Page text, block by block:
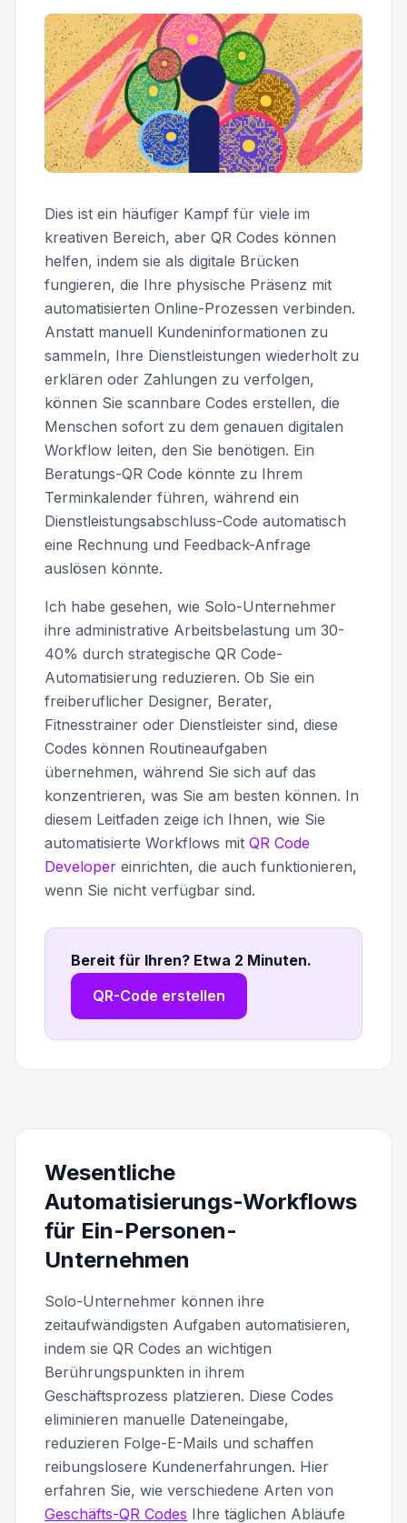
Dies ist ein häufiger Kampf für viele im
kreativen Bereich, aber QR Codes können
helfen, indem sie als digitale Brücken
fungieren, die Ihre physische Präsenz mit
automatisierten Online-Prozessen verbinden.
Anstatt manuell Kundeninformationen zu
sammeln, Ihre Dienstleistungen wiederholt zu
erklären oder Zahlungen zu verfolgen,
können Sie scannbare Codes erstellen, die
Menschen sofort zu dem genauen digitalen
Workflow leiten, den Sie benötigen. Ein
Beratungs-QR Code könnte zu Ihrem
Terminkalender führen, während ein
Dienstleistungsabschluss-Code automatisch
eine Rechnung und Feedback-Anfrage
auslösen könnte.
Ich habe gesehen, wie Solo-Unternehmer
ihre administrative Arbeitsbelastung um 30-
40% durch strategische QR Code-
Automatisierung reduzieren. Ob Sie ein
freiberuflicher Designer, Berater,
Fitnesstrainer oder Dienstleister sind, diese
Codes können Routineaufgaben
übernehmen, während Sie sich auf das
konzentrieren, was Sie am besten können. In
diesem Leitfaden zeige ich Ihnen, wie Sie
automatisierte Workflows mit QR Code
Developer einrichten, die auch funktionieren,
wenn Sie nicht verfügbar sind.
Bereit für Ihren? Etwa 2 Minuten.
QR-Code erstellen
Wesentliche
Automatisierungs-Workflows
für Ein-Personen-
Unternehmen
Solo-Unternehmer können ihre
zeitaufwändigsten Aufgaben automatisieren,
indem sie QR Codes an wichtigen
Berührungspunkten in ihrem
Geschäftsprozess platzieren. Diese Codes
eliminieren manuelle Dateneingabe,
reduzieren Folge-E-Mails und schaffen
reibungslosere Kundenerfahrungen. Hier
erfahren Sie, wie verschiedene Arten von
Geschäfts-QR Codes Ihre täglichen Abläufe